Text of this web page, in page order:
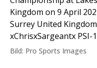
Kingdom on 9 April
Surrey United
xChrisxSargeantx PSI-
Bild: Pro Sports Images